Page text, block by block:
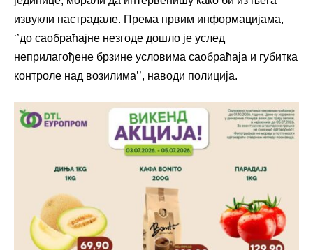
извукли настрадале. Према првим информацијама,
‘’до саобраћајне незгоде дошло је услед
неприлагођене брзине условима саобраћаја и губитка
контроле над возилима’’, наводи полиција.